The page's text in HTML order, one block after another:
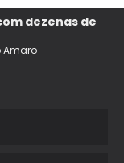
dezenas de
Amaro